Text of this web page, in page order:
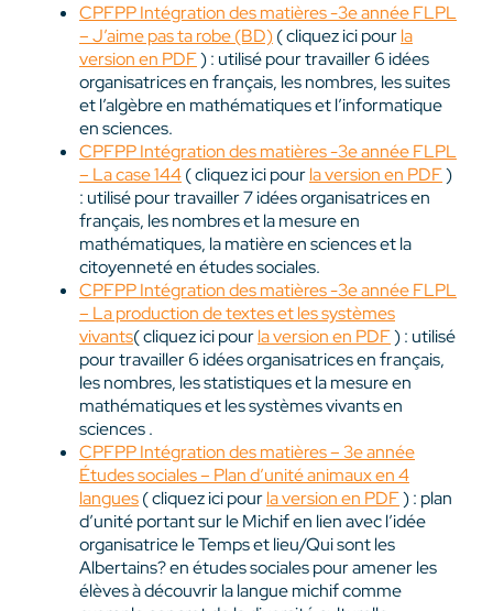
CPFPP Intégration des matières -3e année FLPL
– J’aime pas ta robe (BD)( cliquez ici pourla
version en PDF) : utilisé pour travailler 6 idées
organisatrices en français, les nombres, les suites
et l’algèbre en mathématiques et l’informatique
en sciences.
CPFPP Intégration des matières -3e année FLPL
– La case 144( cliquez ici pourla version en PDF)
: utilisé pour travailler 7 idées organisatrices en
français, les nombres et la mesure en
mathématiques, la matière en sciences et la
citoyenneté en études sociales.
CPFPP Intégration des matières -3e année FLPL
– La production de textes et les systèmes
vivants( cliquez ici pourla version en PDF) : utilisé
pour travailler 6 idées organisatrices en français,
les nombres, les statistiques et la mesure en
mathématiques et les systèmes vivants en
sciences .
CPFPP Intégration des matières – 3e année
Études sociales – Plan d’unité animaux en 4
langues( cliquez ici pourla version en PDF) : plan
d’unité portant sur le Michif en lien avec l’idée
organisatrice le Temps et lieu/Qui sont les
Albertains? en études sociales pour amener les
élèves à découvrir la langue michif comme